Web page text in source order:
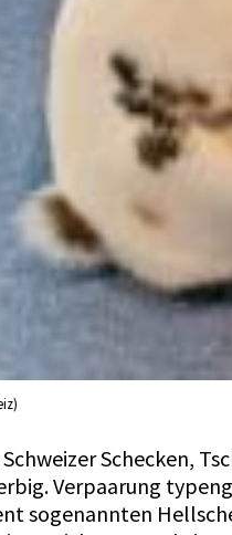
Schecken,
Verpaarung
sogenannten